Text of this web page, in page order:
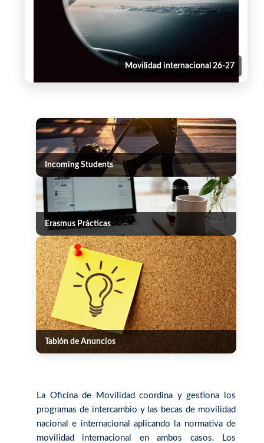
Movilidad internacional 26-27
Incoming Students
Erasmus Prácticas
Tablón de Anuncios
La Oficina de Movilidad coordina y gestiona los
programas de intercambio y las becas de movilidad
nacional e internacional aplicando la normativa de
movilidad internacional en ambos casos. Los